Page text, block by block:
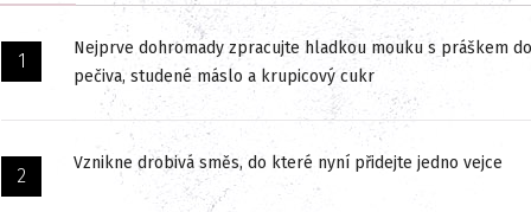
Nejprve dohromady zpracujte hladkou mouku s práškem do
pečiva, studené máslo a krupicový cukr
Vznikne drobivá směs, do které nyní přidejte jedno vejce